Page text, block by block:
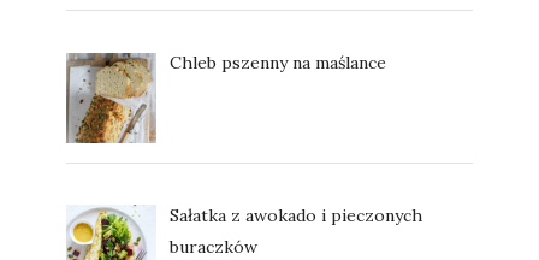
Chleb pszenny na maślance
Sałatka z awokado i pieczonych
buraczków